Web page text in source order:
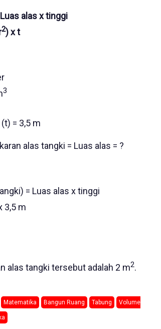
alas x tinggi
2) x t
3
= 3,5 m
alas tangki = Luas alas = ?
= Luas alas x tinggi
3,5 m
alas tangki tersebut adalah 2 m2.
Matematika Bangun Ruang Tabung Volume